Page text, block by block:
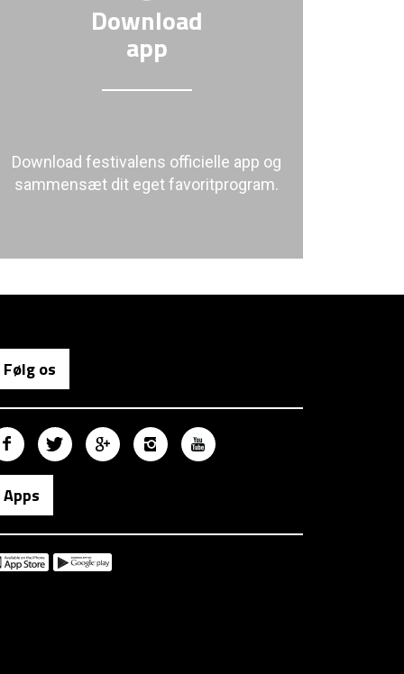
Download
app
Download festivalens officielle app og
sammensæt dit eget favoritprogram.
Følg os
Apps